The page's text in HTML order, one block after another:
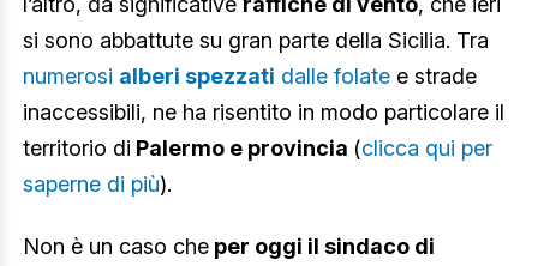
si sono abbattute su gran parte della Sicilia. Tra
numerosi alberi spezzati dalle folate e strade
inaccessibili, ne ha risentito in modo particolare il
territorio di Palermo e provincia (clicca qui per
saperne di più).
Non è un caso che per oggi il sindaco di